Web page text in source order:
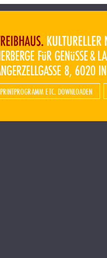
PRINTPROGRAMM ETC. DOWNLOADEN